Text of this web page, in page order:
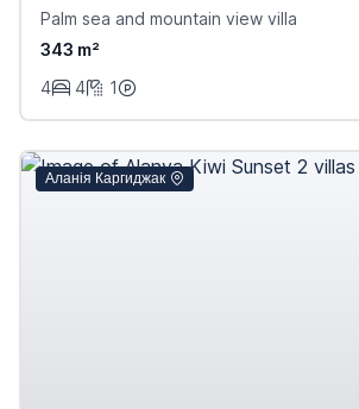
Palm sea and mountain view villa
343 m²
4
4 1
Аланія Каргиджак